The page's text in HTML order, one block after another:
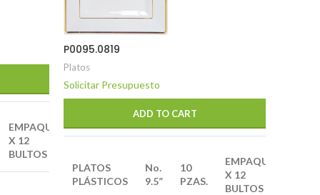
EMPAQUE
X 12
BULTOS
P0095.0819
Platos
Solicitar Presupuesto
ADD TO CART
PLATOS
PLÁSTICOS
No.
9.5”
10
PZAS.
EMPAQUE
X 12
BULTOS